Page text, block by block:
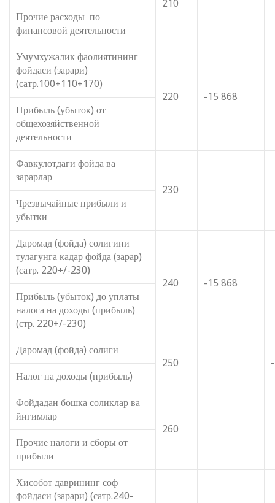
210
Прочие расходы по
финансовой деятельности
Умумхужалик фаолиятининг
фойдаси (зарари)
(сатр.100+110+170)
220
-15 868
Прибыль (убыток) от
общехозяйственной
деятельности
Фавкулотдаги фойда ва
зарарлар
230
Чрезвычайные прибыли и
убытки
Даромад (фойда) солигини
тулагунга кадар фойда (зарар)
(сатр. 220+/-230)
240
-15 868
Прибыль (убыток) до уплаты
налога на доходы (прибыль)
(стр. 220+/-230)
Даромад (фойда) солиги
250
Налог на доходы (прибыль)
Фойдадан бошка соликлар ва
йигимлар
260
Прочие налоги и сборы от
прибыли
Хисобот даврининг соф
фойдаси (зарари) (сатр.240-